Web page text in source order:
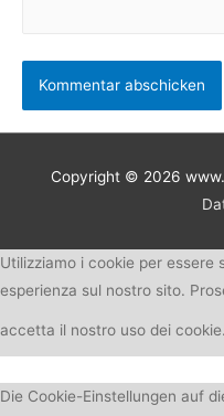
Copyright © 2026
Utilizziamo i cookie per essere
esperienza sul nostro sito.
accetta il nostro uso dei cookie.
Die Cookie-Einstellungen auf